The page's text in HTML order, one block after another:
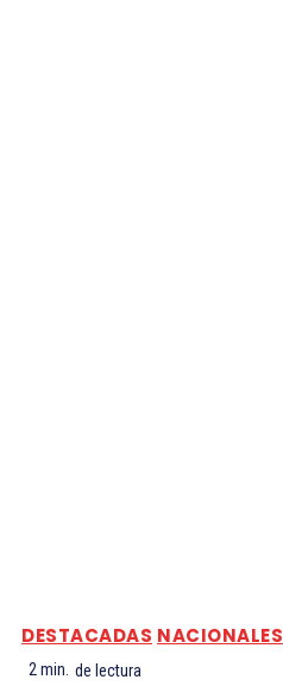
DESTACADAS NACIONALES
2min. de lectura